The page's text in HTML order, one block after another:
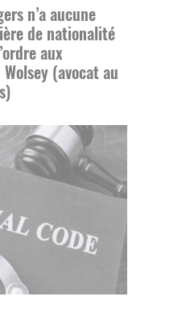
n’a aucune
de nationalité
aux
(avocat au